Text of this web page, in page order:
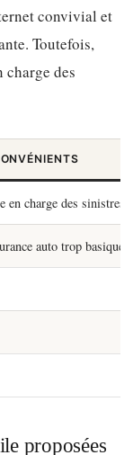
convivial et
Toutefois,
des
en charge des sinistres
auto trop basique
proposées